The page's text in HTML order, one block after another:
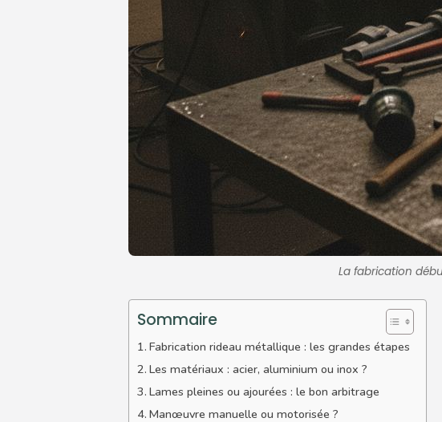
La fabrication
Sommaire
Fabrication rideau métallique : les grandes étapes
Les matériaux : acier, aluminium ou inox ?
Lames pleines ou ajourées : le bon arbitrage
Manœuvre manuelle ou motorisée ?